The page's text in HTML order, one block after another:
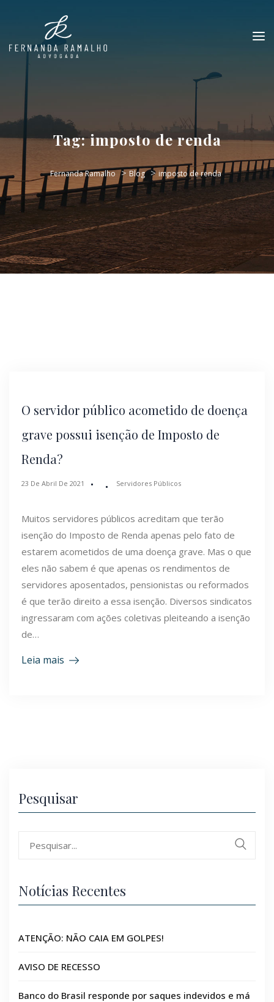
Tag:imposto de renda
Fernanda Ramalho >Blog > imposto de renda
O servidor público acometido de doença
grave possui isenção de Imposto de
Renda?
23 De Abril De 2021 Servidores Públicos
Muitos servidores públicos acreditam que terão
isenção do Imposto de Renda apenas pelo fato de
estarem acometidos de uma doença grave. Mas o que
eles não sabem é que apenas os rendimentos de
servidores aposentados, pensionistas ou reformados
é que terão direito a essa isenção. Diversos sindicatos
ingressaram com ações coletivas pleiteando a isenção
de…
Leia mais
Pesquisar
Notícias Recentes
ATENÇÃO: NÃO CAIA EM GOLPES!
AVISO DE RECESSO
Banco do Brasil responde por saques indevidos e má